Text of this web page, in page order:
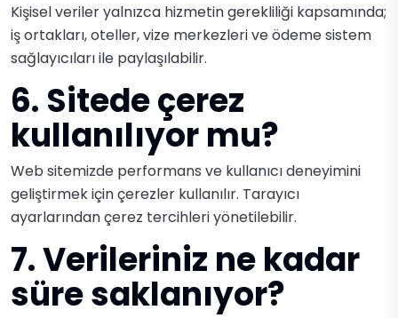
Kişisel veriler yalnızca hizmetin gerekliliği kapsamında;
iş ortakları, oteller, vize merkezleri ve ödeme sistem
sağlayıcıları ile paylaşılabilir.
6. Sitede çerez
kullanılıyor mu?
Web sitemizde performans ve kullanıcı deneyimini
geliştirmek için çerezler kullanılır. Tarayıcı
ayarlarından çerez tercihleri yönetilebilir.
7. Verileriniz ne kadar
süre saklanıyor?